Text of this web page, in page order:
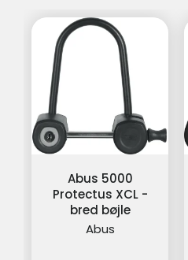
Abus 5000
Protectus XCL -
bred bøjle
Abus